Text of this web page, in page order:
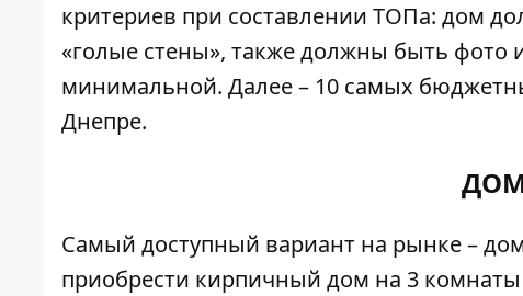
критериев при составлении ТОПа: дом
«голые стены», также должны быть фото
минимальной. Далее – 10 самых
Днепре.
Самый доступный вариант на рынке –
приобрести кирпичный дом на 3